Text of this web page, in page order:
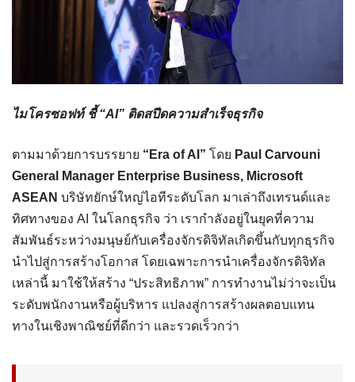
ไมโครซอฟท์ ชี้ “AI” ติดสปีดความสำเร็จธุรกิจ
ตามมาด้วยการบรรยาย “Era of AI” โดย Paul Carvouni
General Manager Enterprise Business, Microsoft
ASEAN บริษัทยักษ์ใหญ่ไอทีระดับโลก มาเล่าถึงเทรนด์และ
ทิศทางของ AI ในโลกธุรกิจ ว่า เรากำลังอยู่ในยุคที่ความ
สัมพันธ์ระหว่างมนุษย์กับเครื่องจักรดิจิทัลเกิดขึ้นกับทุกธุรกิจ
นำไปสู่การสร้างโอกาส โดยเฉพาะการนำเครื่องจักรดิจิทัล
เหล่านี้ มาใช้ให้สร้าง “ประสิทธิภาพ” การทำงานไม่ว่าจะเป็น
ระดับพนักงานหรือผู้บริหาร แปลงสู่การสร้างผลตอบแทน
ทางในเชิงพาณิชย์ที่ดีกว่า และรวดเร็วกว่า